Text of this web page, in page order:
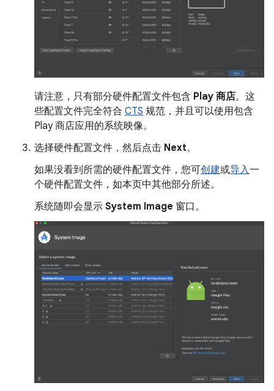
请注意，只有部分硬件配置文件包含 Play 商店。这
些配置文件完全符合 CTS 规范，并且可以使用包含
Play 商店应用的系统映像。
选择硬件配置文件，然后点击 Next。
如果没看到所需的硬件配置文件，您可创建或导入一
个硬件配置文件，如本页中其他部分所述。
系统随即会显示 System Image 窗口。